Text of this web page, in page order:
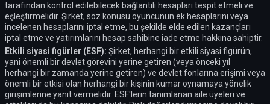
tarafından kontrol edilebilecek bağlantılı hesapları tespit etmeli ve
eşleştirmelidir. Şirket, söz konusu oyuncunun ek hesaplarını veya
incelenen hesaplarını iptal etme, bu şekilde elde edilen kazançları
iptal etme ve yatırımlarını hesap sahibine iade etme hakkına sahiptir.
Etkili siyasi figürler (ESF): Şirket, herhangi bir etkili siyasi figürün,
yani önemli bir devlet görevini yerine getiren (veya önceki yıl
herhangi bir zamanda yerine getiren) ve devlet fonlarına erişimi veya
önemli bir etkisi olan herhangi bir kişinin kumar oynamaya yönelik
girişimlerine yanıt vermelidir. ESF'lerin tanımlanan aile üyeleri ve